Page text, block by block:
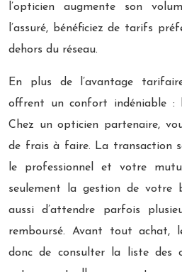
l’opticien augmente son
l’assuré, bénéficiez de tarifs
dehors du réseau.
En plus de l’avantage
offrent un confort indéniable :
Chez un opticien partenaire,
de frais à faire. La transaction
le professionnel et votre
seulement la gestion de votre
aussi d’attendre parfois
remboursé. Avant tout achat,
donc de consulter la liste des